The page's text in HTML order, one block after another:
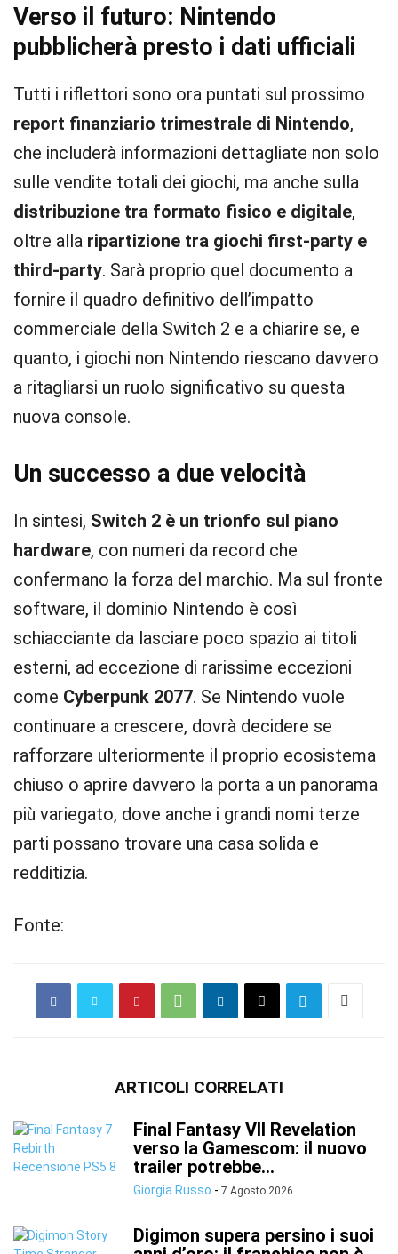
Verso il futuro: Nintendo
pubblicherà presto i dati ufficiali
Tutti i riflettori sono ora puntati sul prossimo
report finanziario trimestrale di Nintendo,
che includerà informazioni dettagliate non solo
sulle vendite totali dei giochi, ma anche sulla
distribuzione tra formato fisico e digitale,
oltre alla ripartizione tra giochi first-party e
third-party. Sarà proprio quel documento a
fornire il quadro definitivo dell’impatto
commerciale della Switch 2 e a chiarire se, e
quanto, i giochi non Nintendo riescano davvero
a ritagliarsi un ruolo significativo su questa
nuova console.
Un successo a due velocità
In sintesi, Switch 2 è un trionfo sul piano
hardware, con numeri da record che
confermano la forza del marchio. Ma sul fronte
software, il dominio Nintendo è così
schiacciante da lasciare poco spazio ai titoli
esterni, ad eccezione di rarissime eccezioni
come Cyberpunk 2077. Se Nintendo vuole
continuare a crescere, dovrà decidere se
rafforzare ulteriormente il proprio ecosistema
chiuso o aprire davvero la porta a un panorama
più variegato, dove anche i grandi nomi terze
parti possano trovare una casa solida e
redditizia.
Fonte:
ARTICOLI CORRELATI
Final Fantasy VII Revelation
verso la Gamescom: il nuovo
trailer potrebbe...
Giorgia Russo - 7 Agosto 2026
Digimon supera persino i suoi